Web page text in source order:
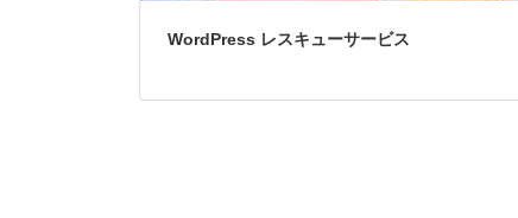
WordPress レスキューサービス